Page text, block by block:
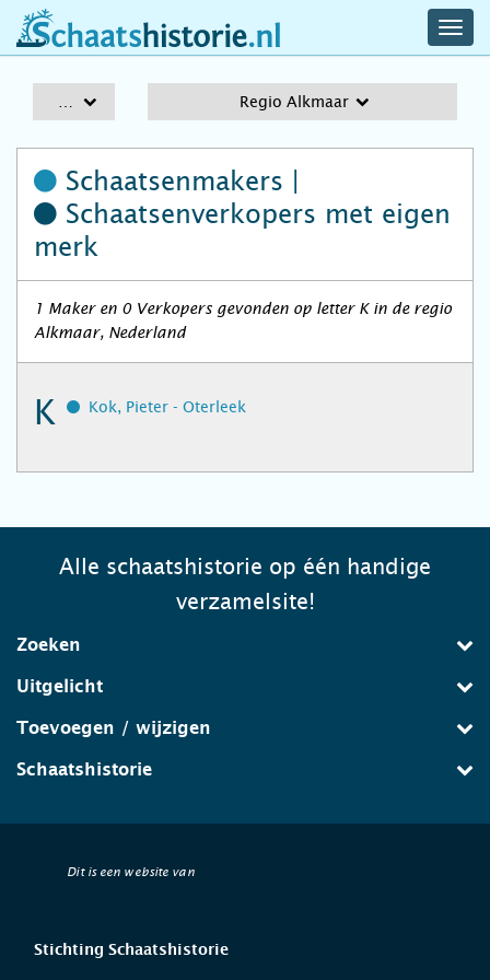
schaatshistorie.nl
Regio Alkmaar
Schaatsenmakers |
Schaatsenverkopers met eigen
merk
1 Maker en 0 Verkopers gevonden op letter K in de regio
Alkmaar, Nederland
K Kok, Pieter - Oterleek
Alle schaatshistorie op één handige
verzamelsite!
Zoeken
Uitgelicht
Toevoegen / wijzigen
Schaatshistorie
Dit is een website van
Stichting Schaatshistorie